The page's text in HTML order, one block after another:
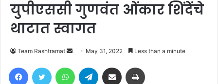
युपीएससी गुणवंत ओंकार शिंदेंचे
थाटात स्वागत
Team Rashtramat
Send
email
May 31, 2022 Less than a minute
FacebookTwitter WhatsAppTelegram Share via Email